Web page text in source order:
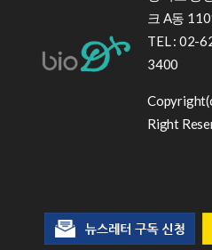
크 A동
TEL : 02-
3400
Right